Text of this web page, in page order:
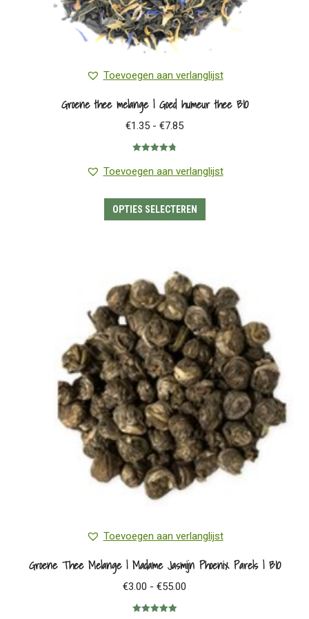
Toevoegen aan verlanglijst
Groene thee melange | Goed humeur thee BIO
€1.35 - €7.85Prijsklasse:
€7.85
4.80uit 5
Toevoegen aan verlanglijst
OPTIES SELECTEREN
variaties.
Deze
optie
kan
gekozen
worden
op
de
productpagina
Toevoegen aan verlanglijst
Groene Thee Melange | Madame Jasmijn Phoenix Parels | BIO
€3.00 - €55.00